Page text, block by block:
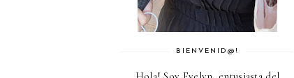
BIENVENID@!